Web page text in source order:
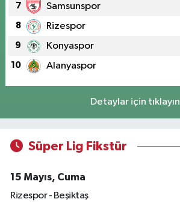
7 Samsunspor
8 Rizespor
9 Konyaspor
10 Alanyaspor
Detaylar için tıklayın
Süper Lig Fikstür
15 Mayıs, Cuma
Rizespor - Beşiktaş